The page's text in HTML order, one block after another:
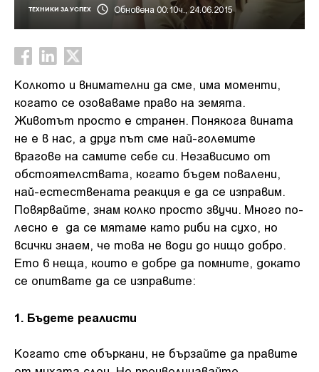
ТЕХНИКИ ЗА УСПЕХ Обновена 00:10ч., 24.06.2015
Колкото и внимателни да сме, има моменти,
когато се озоваваме право на земята.
Животът просто е странен. Понякога вината
не е в нас, а друг път сме най-големите
врагове на самите себе си. Независимо от
обстоятелствата, когато бъдем повалени,
най-естествената реакция е да се изправим.
Повярвайте, знам колко просто звучи. Много по-
лесно е да се мятаме като риби на сухо, но
всички знаем, че това не води до нищо добро.
Ето 6 неща, които е добре да помните, докато
се опитвате да се изправите:
1. Бъдете реалисти
Когато сте объркани, не бързайте да правите